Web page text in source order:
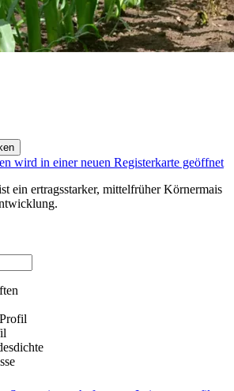
wird in einer neuen Registerkarte geöffnet
ein ertragsstarker, mittelfrüher Körnermais